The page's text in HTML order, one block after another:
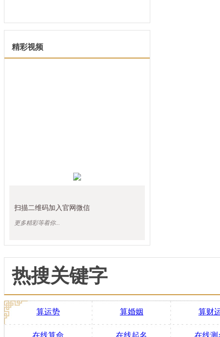
精彩视频
扫描二维码加入官网微信
更多精彩等着你...
热搜关键字
算运势 算婚姻 算财
在线算命 在线起名 在线测